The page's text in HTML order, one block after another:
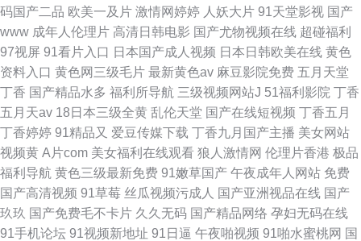
码国产二品 欧美一及片 激情网婷婷 人妖大片 91天堂影视 国产
www 成年人伦理片 高清日韩电影 国产尤物视频在线 超碰福利
97视屏 91看片入口 日本国产成人视频 日本日韩欧美在线 黄色
资料入口 黄色网三级毛片 最新黄色av 麻豆影院免费 五月天堂
丁香 国产精品水多 福利所导航 三级视频网站J 51福利影院 丁香
五月天av 18日本三级全黄 乱伦天堂 国产在线短视频 丁香五月
丁香婷婷 91精品又 爱豆传媒下载 丁香九月国产主播 美女网站
视频黄 A片com 美女福利在线观看 狼人激情网 伦理片香港 极品
福利导航 黄色三级最新免费 91嫩草国产 午夜成年人网站 免费
国产高清视频 91草莓 丝瓜视频污成人 国产亚洲视品在线 国产
玖玖 国产免费毛不卡片 久久无码 国产精品网络 孕妇无码在线
91手机论坛 91视频新地址 91日逼 午夜啪视频 91啪水蜜桃网 国